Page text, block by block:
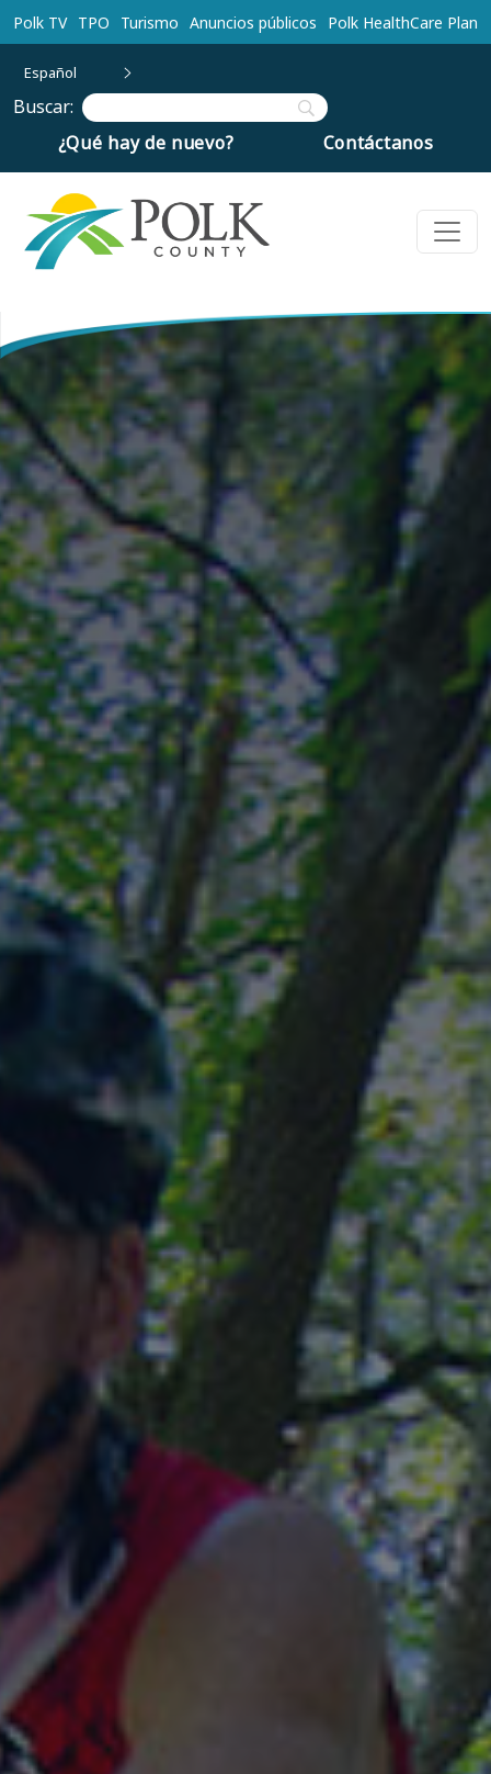
Ir al contenido principal
Polk TV TPO Turismo Anuncios públicos Polk HealthCare Plan
Español
Buscar:
¿Qué hay de nuevo?
Contáctanos